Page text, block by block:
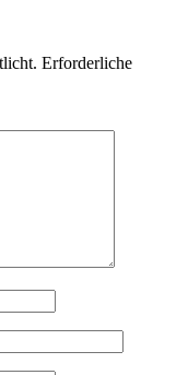
Erforderliche